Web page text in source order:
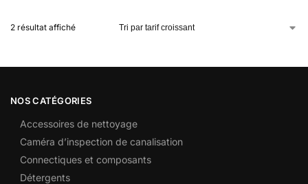
2 résultat affiché
NOS CATÉGORIES
Accessoires de nettoyage
Caméra d’inspection de canalisation
Connectiques et composants
Détergents